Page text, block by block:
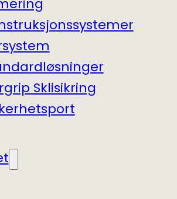
Sklisikring